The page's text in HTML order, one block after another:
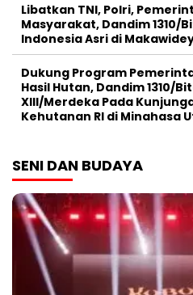
Libatkan TNI, Polri,
Masyarakat, Dandim 1310/
Indonesia Asri di
Dukung Program
Hasil Hutan, Dandim 1310/
XIII/Merdeka Pada
Kehutanan RI di Minahasa
SENI DAN BUDAYA